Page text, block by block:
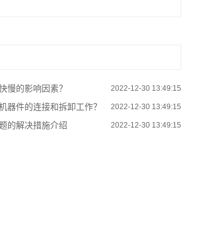
慢的影响因素？ 2022-12-30 13:49:15
器件的连接和拆卸工作？ 2022-12-30 13:49:15
的解决措施介绍 2022-12-30 13:49:15